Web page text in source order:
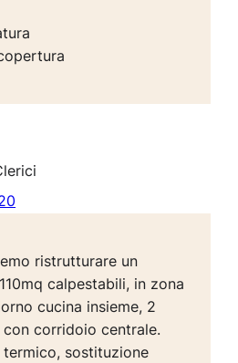
ristrutturare un
calpestabili, in zona
cucina insieme, 2
corridoio centrale.
sostituzione